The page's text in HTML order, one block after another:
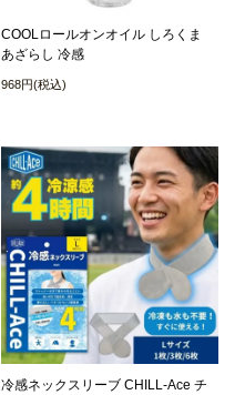
COOLロールオンオイル しろくま
あざらし 冷感
968円(税込)
冷感ネックスリーブ CHILL-Ace チ